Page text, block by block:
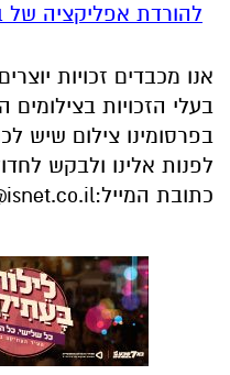
להורדת אפליקציה
אנו מכבדים זכויות
בעלי הזכויות בצילומים
בפרסומינו צילום שיש
לפנות אלינו ולבקש
כתובת המייל: